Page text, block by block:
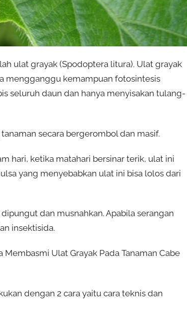
ulat grayak (Spodoptera litura). Ulat grayak
mengganggu kemampuan fotosintesis
seluruh daun dan hanya menyisakan tulang-
secara bergerombol dan masif.
hari, ketika matahari bersinar terik, ulat ini
yang menyebabkan ulat ini bisa lolos dari
dan musnahkan. Apabila serangan
insektisida.
Ulat Grayak Pada Tanaman Cabe
dengan 2 cara yaitu cara teknis dan